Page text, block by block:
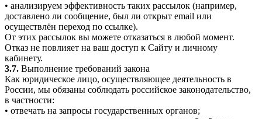
• анализируем эффективность таких рассылок (например,
доставлено ли сообщение, был ли открыт email или
осуществлён переход по ссылке).
От этих рассылок вы можете отказаться в любой момент.
Отказ не повлияет на ваш доступ к Сайту и личному
кабинету.
3.7. Выполнение требований закона
Как юридическое лицо, осуществляющее деятельность в
России, мы обязаны соблюдать российское законодательство,
в частности:
• отвечать на запросы государственных органов;